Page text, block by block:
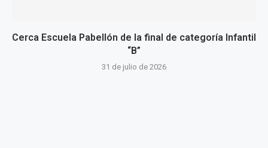
Cerca Escuela Pabellón de la final de categoría Infantil
“B”
31 de julio de 2026